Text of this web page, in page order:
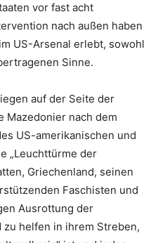
vor fast acht
nach außen haben
US-Arsenal erlebt, sowohl
Sinne.
auf der Seite der
Mazedonier nach dem
US-amerikanischen und
„Leuchttürme der
Griechenland, seinen
Faschisten und
Ausrottung der
helfen in ihrem Streben,